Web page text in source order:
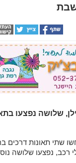
שבת
שלושה נפצעו
שתי תאונות דרכים
רכב, נפצעו שלושה